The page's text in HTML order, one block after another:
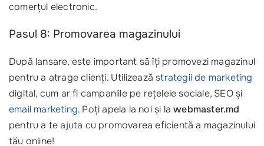
comerțul electronic.
Pasul 8: Promovarea magazinului
După lansare, este important să îți promovezi magazinul
pentru a atrage clienți. Utilizeazăstrategii de marketing
digital, cum ar fi campaniile pe rețelele sociale, SEO și
email marketing. Poți apela la noi și lawebmaster.md
pentru a te ajuta cu promovarea eficientă a magazinului
tău online!